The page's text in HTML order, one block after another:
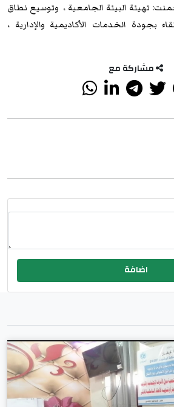
تهيئة البيئة الجامعية ، وتوسيع نطاق
بجودة الخدمات الأكاديمية والإدارية ،
مشاركة مع